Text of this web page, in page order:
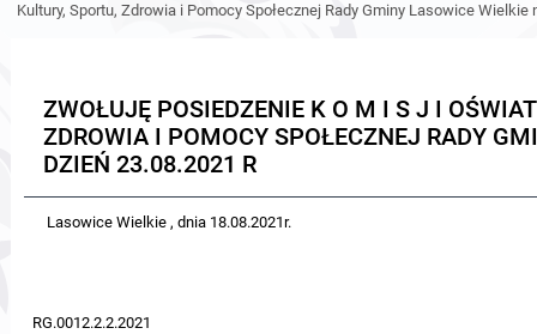
Kultury, Sportu, Zdrowia i Pomocy Społecznej Rady Gminy Lasowice Wielkie
ZWOŁUJĘ POSIEDZENIE K O M I S J I
ZDROWIA I POMOCY SPOŁECZNEJ RADY
DZIEŃ 23.08.2021 R
Lasowice Wielkie , dnia 18.08.2021r.
RG.0012.2.2.2021